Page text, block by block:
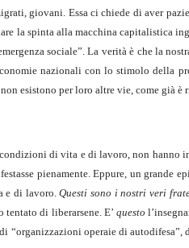
giovani. Essa ci chiede di aver
la spinta alla macchina capitalistica
sociale”. La verità è che la
nazionali con lo stimolo della
esistono per loro altre vie, come già è
di vita e di lavoro, non hanno
pienamente. Eppure, un
e di lavoro.Questi sono i nostri veri
tentato di liberarsene. E’ questo
“organizzazioni operaie di autodifesa”,